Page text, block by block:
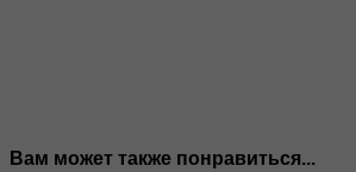
Вам может также понравиться...